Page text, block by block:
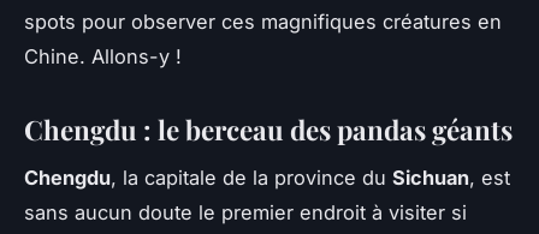
spots pour observer ces magnifiques créatures en
Chine. Allons-y !
Chengdu : le berceau des pandas géants
Chengdu, la capitale de la province du Sichuan, est
sans aucun doute le premier endroit à visiter si